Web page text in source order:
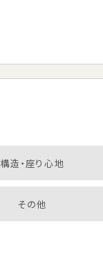
構造・座り心地
その他